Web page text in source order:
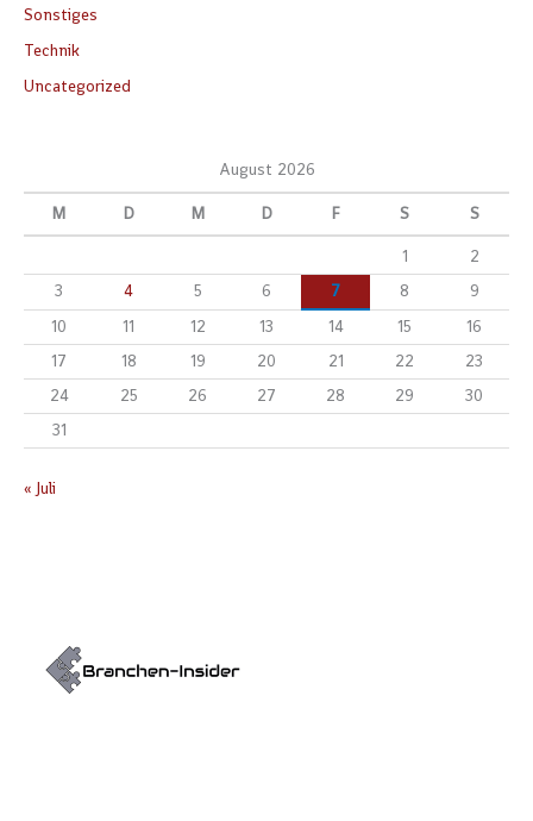
Sonstiges
Technik
Uncategorized
August 2026
M D M D F S S
1
2
3
4 5 6 7 8
9
10
11 12 13 14 15
16
17
18 19 20 21 22
23
24
25 26 27 28 29
30
31
« Juli